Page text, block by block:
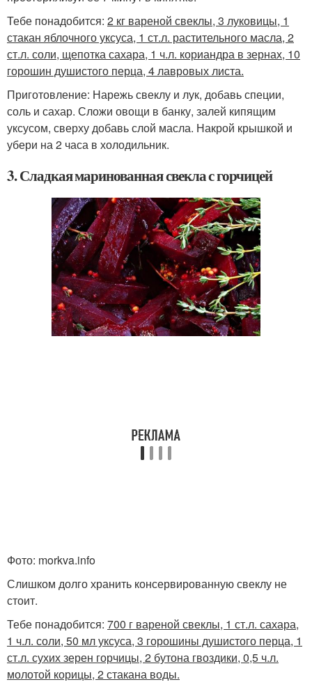
Тебе понадобится: 2 кг вареной свеклы, 3 луковицы, 1
стакан яблочного уксуса, 1 ст.л. растительного масла, 2
ст.л. соли, щепотка сахара, 1 ч.л. кориандра в зернах, 10
горошин душистого перца, 4 лавровых листа.
Приготовление: Нарежь свеклу и лук, добавь специи,
соль и сахар. Сложи овощи в банку, залей кипящим
уксусом, сверху добавь слой масла. Накрой крышкой и
убери на 2 часа в холодильник.
3. Сладкая маринованная свекла с горчицей
Фото: morkva.info
Слишком долго хранить консервированную свеклу не
стоит.
Тебе понадобится: 700 г вареной свеклы, 1 ст.л. сахара,
1 ч.л. соли, 50 мл уксуса, 3 горошины душистого перца, 1
ст.л. сухих зерен горчицы, 2 бутона гвоздики, 0,5 ч.л.
молотой корицы, 2 стакана воды.